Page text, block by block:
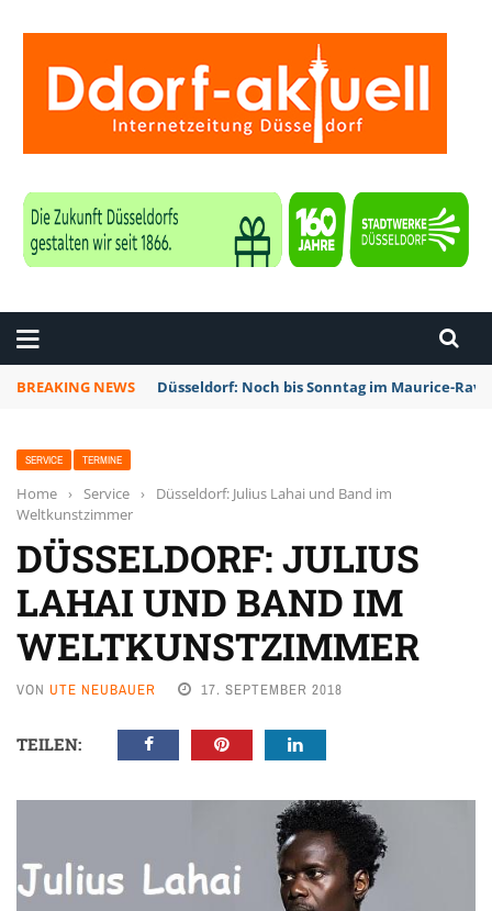
BREAKING NEWS Düsseldorf: Noch bis Sonntag im Maurice-
SERVICE TERMINE
Home › Service ›
Düsseldorf: Julius Lahai und Band im
Weltkunstzimmer
DÜSSELDORF: JULIUS
LAHAI UND BAND IM
WELTKUNSTZIMMER
VON UTE NEUBAUER 17. SEPTEMBER 2018
TEILEN: